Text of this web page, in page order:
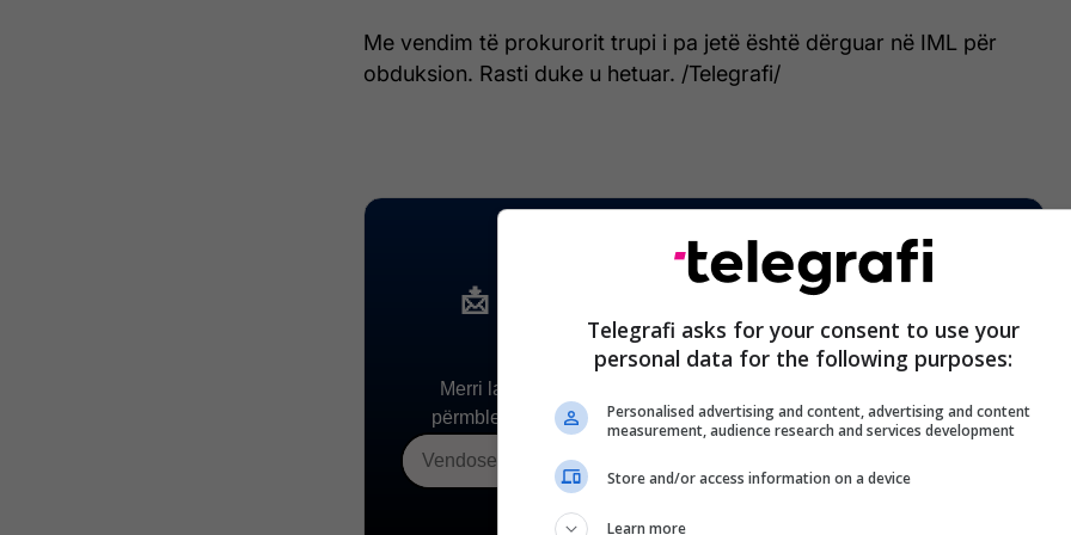
Me vendim të prokurorit trupi i pa jetë është dërguar në IML për
obduksion. Rasti duke u hetuar. /Telegrafi/
Telegrafi asks for your consent to use your
personal data for the following purposes:
Personalised advertising and content, advertising and content
measurement, audience research and services development
Store and/or access information on a device
Learn more